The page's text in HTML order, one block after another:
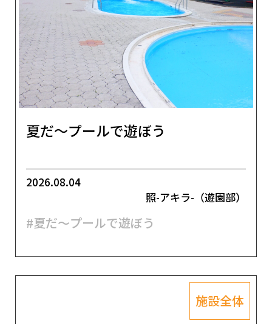
夏だ～プールで遊ぼう
2026.08.04
照-アキラ-（遊園部）
#夏だ～プールで遊ぼう
施設全体